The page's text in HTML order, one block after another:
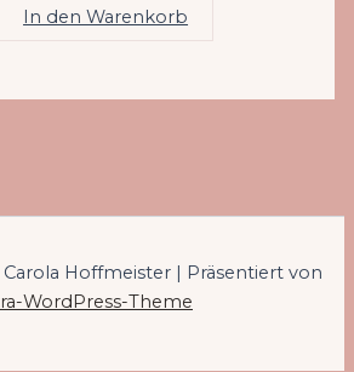
In den Warenkorb
Hoffmeister | Präsentiert von
WordPress-Theme